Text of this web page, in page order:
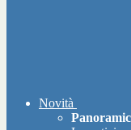
Novità